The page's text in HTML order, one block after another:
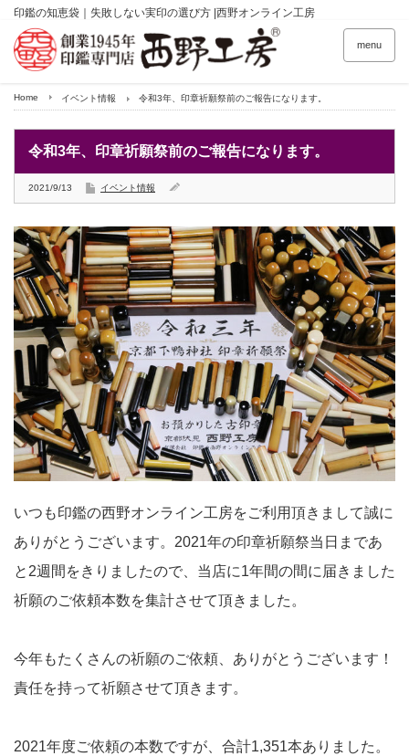
印鑑の知恵袋｜失敗しない実印の選び方 |西野オンライン工房
menu
Home イベント情報 令和3年、印章祈願祭前のご報告になります。
令和3年、印章祈願祭前のご報告になります。
2021/9/13 イベント情報
いつも印鑑の西野オンライン工房をご利用頂きまして誠に
ありがとうございます。2021年の印章祈願祭当日まであ
と2週間をきりましたので、当店に1年間の間に届きました
祈願のご依頼本数を集計させて頂きました。
今年もたくさんの祈願のご依頼、ありがとうございます！
責任を持って祈願させて頂きます。
2021年度ご依頼の本数ですが、合計1,351本ありました。